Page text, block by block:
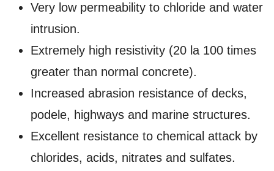
Very low permeability to chloride and water
intrusion.
Extremely high resistivity (20 la 100 times
greater than normal concrete).
Increased abrasion resistance of decks,
podele, highways and marine structures.
Excellent resistance to chemical attack by
chlorides, acids, nitrates and sulfates.